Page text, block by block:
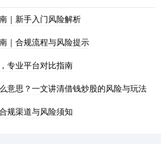
｜新手入门风险解析
｜合规流程与风险提示
专业平台对比指南
意思？一文讲清借钱炒股的风险与玩法
规渠道与风险须知